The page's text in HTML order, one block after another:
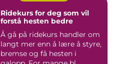
Ridekurs for deg som vil
forstå hesten bedre
Å gå på ridekurs handler om
langt mer enn å lære å styre,
bremse og få hesten i